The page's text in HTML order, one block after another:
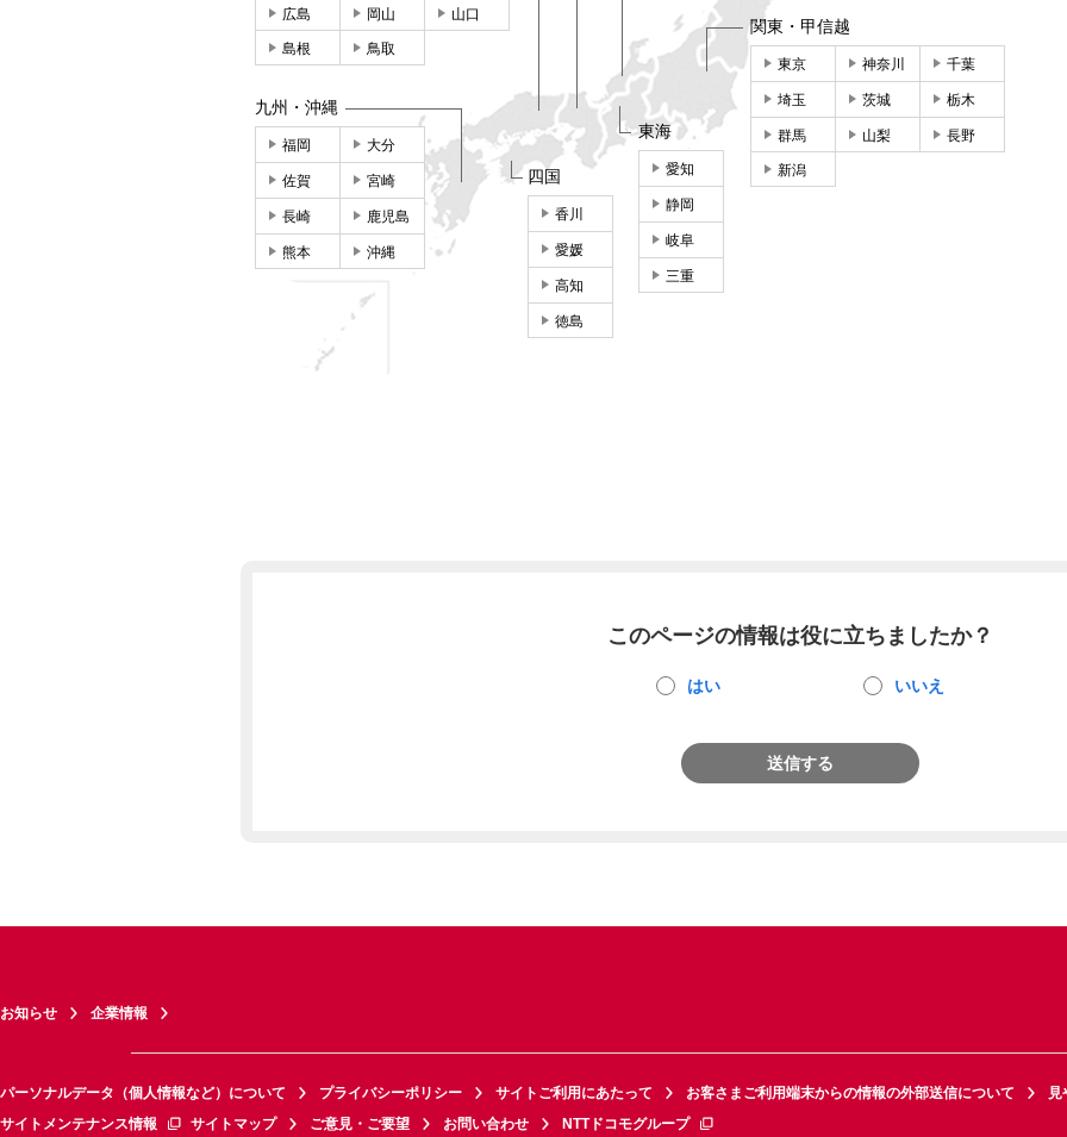
関東・甲信越
東京 神奈川 千葉
埼玉 茨城 栃木
群馬 山梨 長野
新潟
東海
愛知
静岡
岐阜
三重
広島 岡山 山口
島根 鳥取
四国
香川
愛媛
高知
徳島
九州・沖縄
福岡 大分
佐賀 宮崎
長崎 鹿児島
熊本 沖縄
このページの情報は役に立ちましたか？
はい いいえ
送信する
お知らせ 企業情報
パーソナルデータ（個人情報など）について プライバシーポリシー サイトご利用にあたって お客さまご利用端末からの情報の外部送信について
見
サイトメンテナンス情報
サイトマップ ご意見・ご要望 お問い合わせ NTTドコモグループ